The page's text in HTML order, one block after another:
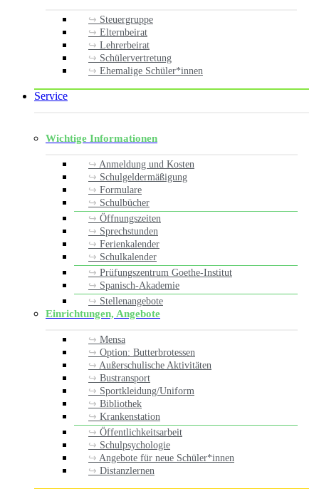
Steuergruppe
Elternbeirat
Lehrerbeirat
Schülervertretung
Ehemalige Schüler*innen
Service
Wichtige Informationen
Anmeldung und Kosten
Schulgeldermäßigung
Formulare
Schulbücher
Öffnungszeiten
Sprechstunden
Ferienkalender
Schulkalender
Prüfungszentrum Goethe-Institut
Spanisch-Akademie
Stellenangebote
Einrichtungen, Angebote
Mensa
Option: Butterbrotessen
Außerschulische Aktivitäten
Bustransport
Sportkleidung/Uniform
Bibliothek
Krankenstation
Öffentlichkeitsarbeit
Schulpsychologie
Angebote für neue Schüler*innen
Distanzlernen